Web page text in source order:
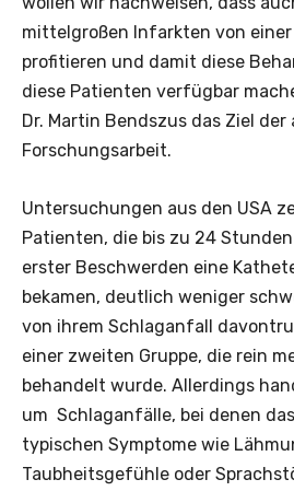
mittelgroßen Infarkten von
profitieren und damit diese
diese Patienten verfügbar
Dr. Martin Bendszus das Ziel der
Forschungsarbeit.
Untersuchungen aus den USA
Patienten, die bis zu 24
erster Beschwerden eine
bekamen, deutlich weniger
von ihrem Schlaganfall
einer zweiten Gruppe, die rein
behandelt wurde. Allerdings
um Schlaganfälle, bei denen
typischen Symptome wie
Taubheitsgefühle oder